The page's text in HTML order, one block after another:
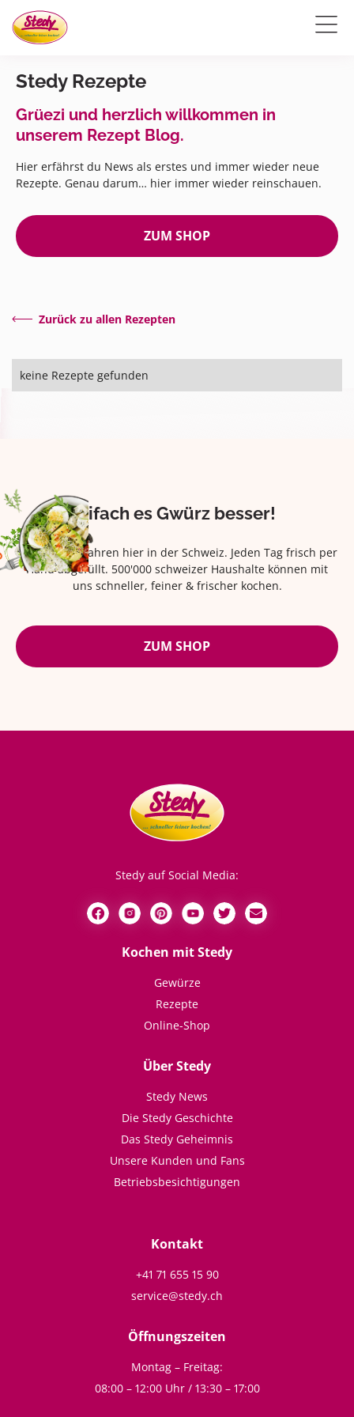
Stedy Rezepte
Grüezi und herzlich willkommen in
unserem Rezept Blog.
Hier erfährst du News als erstes und immer wieder neue
Rezepte. Genau darum… hier immer wieder reinschauen.
ZUM SHOP
Zurück zu allen Rezepten
keine Rezepte gefunden
Eifach es Gwürz besser!
Seit über 42 Jahren hier in der Schweiz. Jeden Tag frisch per
Hand abgefüllt. 500'000 schweizer Haushalte können mit
uns schneller, feiner & frischer kochen.
ZUM SHOP
Stedy auf Social Media:
Kochen mit Stedy
Gewürze
Rezepte
Online-Shop
Über Stedy
Stedy News
Die Stedy Geschichte
Das Stedy Geheimnis
Unsere Kunden und Fans
Betriebsbesichtigungen
Kontakt
+41 71 655 15 90
service@stedy.ch
Öffnungszeiten
Montag – Freitag:
08:00 – 12:00 Uhr / 13:30 – 17:00